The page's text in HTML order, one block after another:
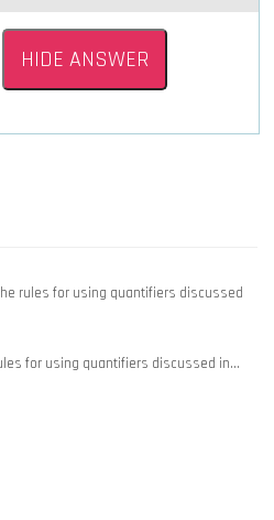
HIDE ANSWER
rules for using quantifiers discussed
for using quantifiers discussed in…